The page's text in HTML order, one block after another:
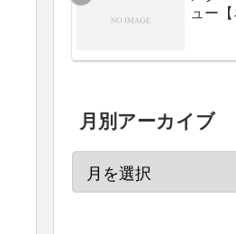
ュー
月別アーカイブ